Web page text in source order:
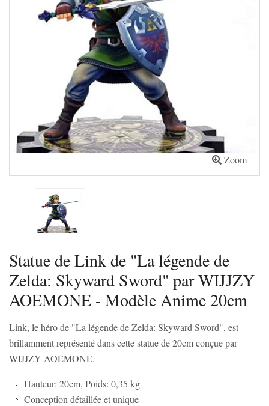
Zoom
Statue de Link de "La légende de
Zelda: Skyward Sword" par WIJJZY
AOEMONE - Modèle Anime 20cm
Link, le héro de "La légende de Zelda: Skyward Sword", est
brillamment représenté dans cette statue de 20cm conçue par
WIJJZY AOEMONE.
Hauteur: 20cm, Poids: 0,35 kg
Conception détaillée et unique